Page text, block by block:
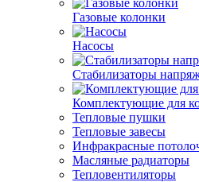
Газовые колонки
Насосы
Стабилизаторы
Комплектующие для
Тепловые пушки
Тепловые завесы
Инфракрасные
Масляные радиаторы
Тепловентиляторы